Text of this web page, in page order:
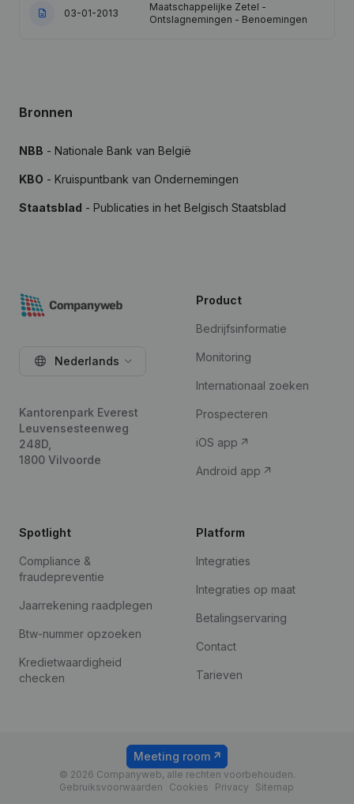
03-01-2013
Maatschappelijke Zetel -
Ontslagnemingen - Benoemingen
Bronnen
NBB - Nationale Bank van België
KBO - Kruispuntbank van Ondernemingen
Staatsblad - Publicaties in het Belgisch Staatsblad
Nederlands
Kantorenpark Everest
Leuvensesteenweg
248D,
1800 Vilvoorde
Product
Bedrijfsinformatie
Monitoring
Internationaal zoeken
Prospecteren
iOS app
Android app
Spotlight
Compliance &
fraudepreventie
Jaarrekening raadplegen
Btw-nummer opzoeken
Kredietwaardigheid
checken
Platform
Integraties
Integraties op maat
Betalingservaring
Contact
Tarieven
© 2026 Companyweb, alle rechten voorbehouden.
Gebruiksvoorwaarden
Cookies Privacy Sitemap
Meeting room